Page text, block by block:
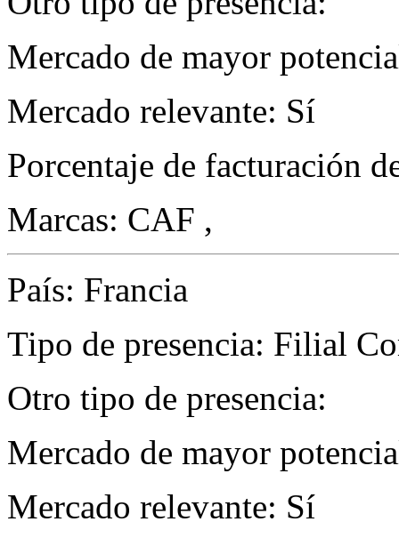
Mercado de mayor
Mercado relevante: Sí
Porcentaje de facturación
Marcas: CAF ,
País: Francia
Tipo de presencia: Filial
Otro tipo de presencia:
Mercado de mayor
Mercado relevante: Sí